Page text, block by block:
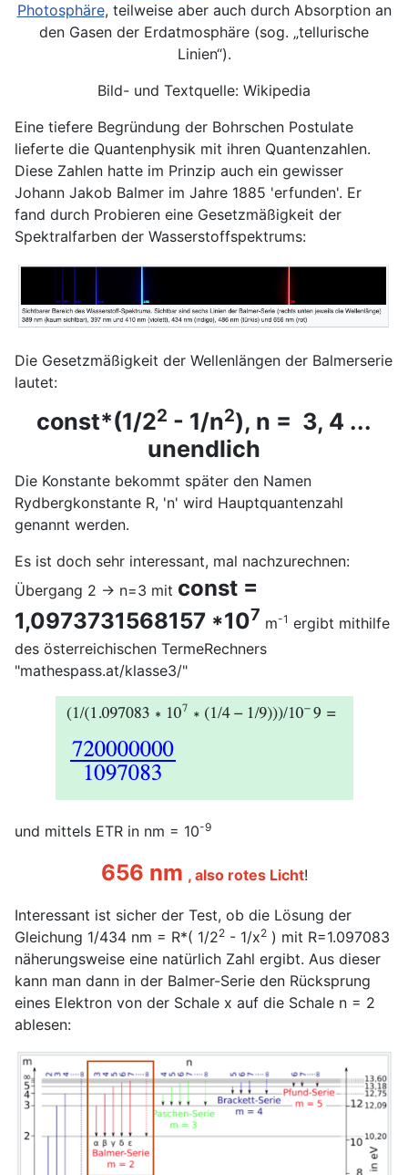
Photosphäre, teilweise aber auch durch Absorption an
den Gasen der Erdatmosphäre (sog. „tellurische
Linien“).
Bild- und Textquelle: Wikipedia
Eine tiefere Begründung der Bohrschen Postulate
lieferte die Quantenphysik mit ihren Quantenzahlen.
Diese Zahlen hatte im Prinzip auch ein gewisser
Johann Jakob Balmer im Jahre 1885 'erfunden'. Er
fand durch Probieren eine Gesetzmäßigkeit der
Spektralfarben der Wasserstoffspektrums:
Die Gesetzmäßigkeit der Wellenlängen der Balmerserie
lautet:
const*(1/22 - 1/n2), n = 3, 4 ...
unendlich
Die Konstante bekommt später den Namen
Rydbergkonstante R, 'n' wird Hauptquantenzahl
genannt werden.
Es ist doch sehr interessant, mal nachzurechnen:
Übergang 2 -> n=3 mit const =
1,0973731568157 *107 m-1 ergibt mithilfe
des österreichischen TermeRechners
"mathespass.at/klasse3/"
und mittels ETR in nm = 10-9
656 nm , also rotes Licht!
Interessant ist sicher der Test, ob die Lösung der
Gleichung 1/434 nm = R*( 1/22 - 1/x2 ) mit R=1.097083
näherungsweise eine natürlich Zahl ergibt. Aus dieser
kann man dann in der Balmer-Serie den Rücksprung
eines Elektron von der Schale x auf die Schale n = 2
ablesen: